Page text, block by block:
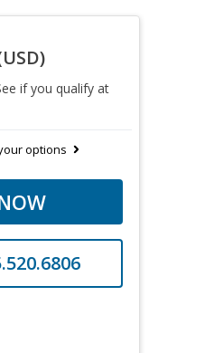
if you qualify at
options